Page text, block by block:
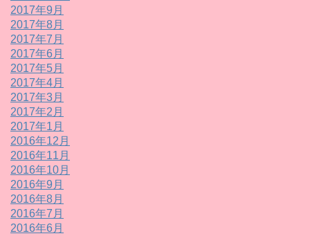
2017年9月
2017年8月
2017年7月
2017年6月
2017年5月
2017年4月
2017年3月
2017年2月
2017年1月
2016年12月
2016年11月
2016年10月
2016年9月
2016年8月
2016年7月
2016年6月